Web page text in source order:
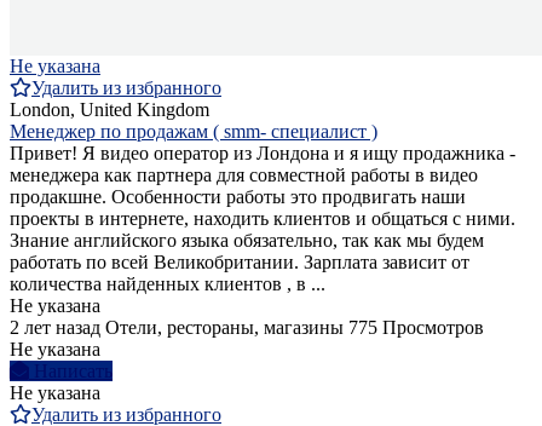
Не указана
Удалить из избранного
London, United Kingdom
Менеджер по продажам ( smm- специалист )
Привет! Я видео оператор из Лондона и я ищу продажника -
менеджера как партнера для совместной работы в видео
продакшне. Особенности работы это продвигать наши
проекты в интернете, находить клиентов и общаться с ними.
Знание английского языка обязательно, так как мы будем
работать по всей Великобритании. Зарплата зависит от
количества найденных клиентов , в ...
Не указана
2 лет назад Отели, рестораны, магазины 775 Просмотров
Не указана
Написать
Не указана
Удалить из избранного